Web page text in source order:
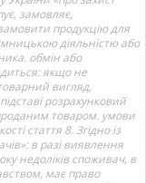
замовляє,
продукцію для
діяльністю або
обмін або
якщо не
вигляд,
розрахунковий
товаром. умови
стаття 8. Згідно із
в разі виявлення
недоліків споживач, в
має право